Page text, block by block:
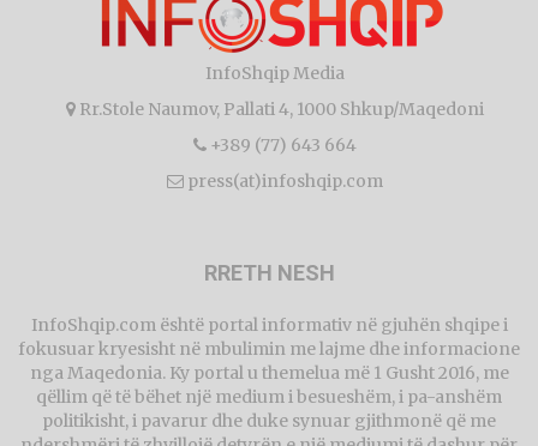
InfoShqip Media
Rr.Stole Naumov, Pallati 4, 1000 Shkup/Maqedoni
+389 (77) 643 664
press(at)infoshqip.com
RRETH NESH
InfoShqip.com është portal informativ në gjuhën shqipe i
fokusuar kryesisht në mbulimin me lajme dhe informacione
nga Maqedonia. Ky portal u themelua më 1 Gusht 2016, me
qëllim që të bëhet një medium i besueshëm, i pa-anshëm
politikisht, i pavarur dhe duke synuar gjithmonë që me